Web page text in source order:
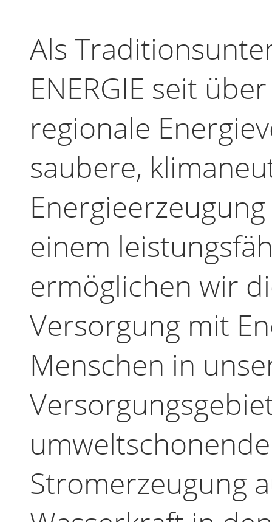
Als
ENERGIE seit
regionale
saubere,
einem
ermöglichen wir
Versorgung mit
Menschen in
Stromerzeugung